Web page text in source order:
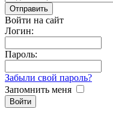
Войти на сайт
Логин:
Пароль:
Забыли свой пароль?
Запомнить меня